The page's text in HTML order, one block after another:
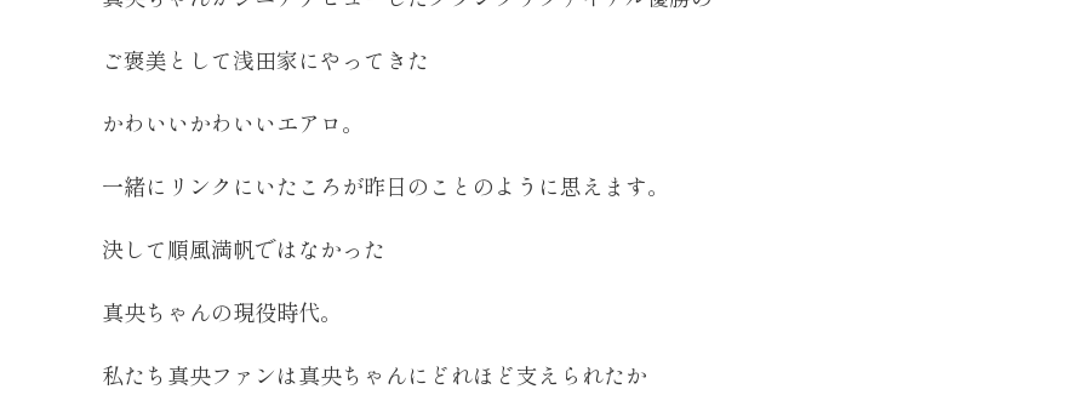
ご褒美として浅田家にやってきた
かわいいかわいいエアロ。
一緒にリンクにいたころが昨日のことのように思えます。
決して順風満帆ではなかった
真央ちゃんの現役時代。
私たち真央ファンは真央ちゃんにどれほど支えられたか